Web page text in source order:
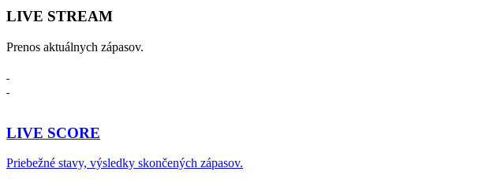
LIVE STREAM
Prenos aktuálnych zápasov.
LIVE SCORE
Priebežné stavy, výsledky skončených zápasov.